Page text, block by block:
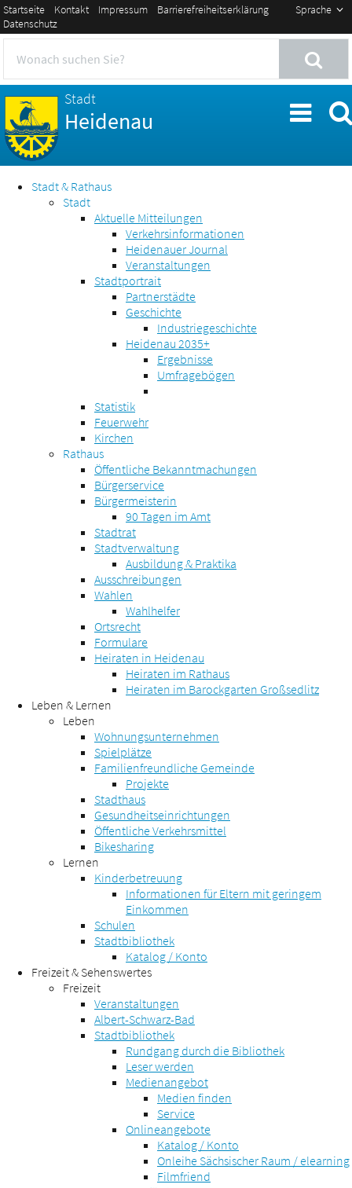
Sprache
Startseite Kontakt Impressum
Barrierefreiheitserklärung
Datenschutz
Stadt
Heidenau
Stadt & Rathaus
Stadt
Aktuelle Mitteilungen
Verkehrsinformationen
Heidenauer Journal
Veranstaltungen
Stadtportrait
Partnerstädte
Geschichte
Industriegeschichte
Heidenau 2035+
Ergebnisse
Umfragebögen
Statistik
Feuerwehr
Kirchen
Rathaus
Öffentliche Bekanntmachungen
Bürgerservice
Bürgermeisterin
90 Tagen im Amt
Stadtrat
Stadtverwaltung
Ausbildung & Praktika
Ausschreibungen
Wahlen
Wahlhelfer
Ortsrecht
Formulare
Heiraten in Heidenau
Heiraten im Rathaus
Heiraten im Barockgarten Großsedlitz
Leben & Lernen
Leben
Wohnungsunternehmen
Spielplätze
Familienfreundliche Gemeinde
Projekte
Stadthaus
Gesundheitseinrichtungen
Öffentliche Verkehrsmittel
Bikesharing
Lernen
Kinderbetreuung
Informationen für Eltern mit geringem
Einkommen
Schulen
Stadtbibliothek
Katalog / Konto
Freizeit & Sehenswertes
Freizeit
Veranstaltungen
Albert-Schwarz-Bad
Stadtbibliothek
Rundgang durch die Bibliothek
Leser werden
Medienangebot
Medien finden
Service
Onlineangebote
Katalog / Konto
Onleihe Sächsischer Raum / elearning
Filmfriend